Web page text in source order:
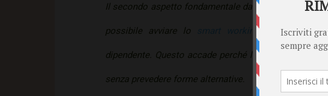
Il secondo aspetto fondamentale da considerare
possibile avviare lo smart workingsenza la
dipendente. Questo accade perché la legge assegna
senza prevedere forme alternative.
Your